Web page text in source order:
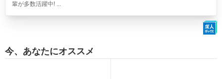
輩が多数活躍中! ...
今、あなたにオススメ